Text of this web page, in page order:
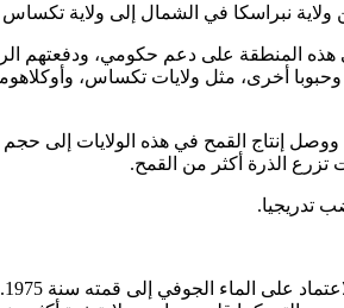
ولاية نبراسكا في الشمال إلى ولاية
هذه المنطقة على دعم حكومي، ودفعتهم
وحبوبا أخرى، مثل ولايات تكساس،
إنتاج القمح في هذه الولايات إلى
تزرع الذرة أكثر من القمح.
تدريجيا.